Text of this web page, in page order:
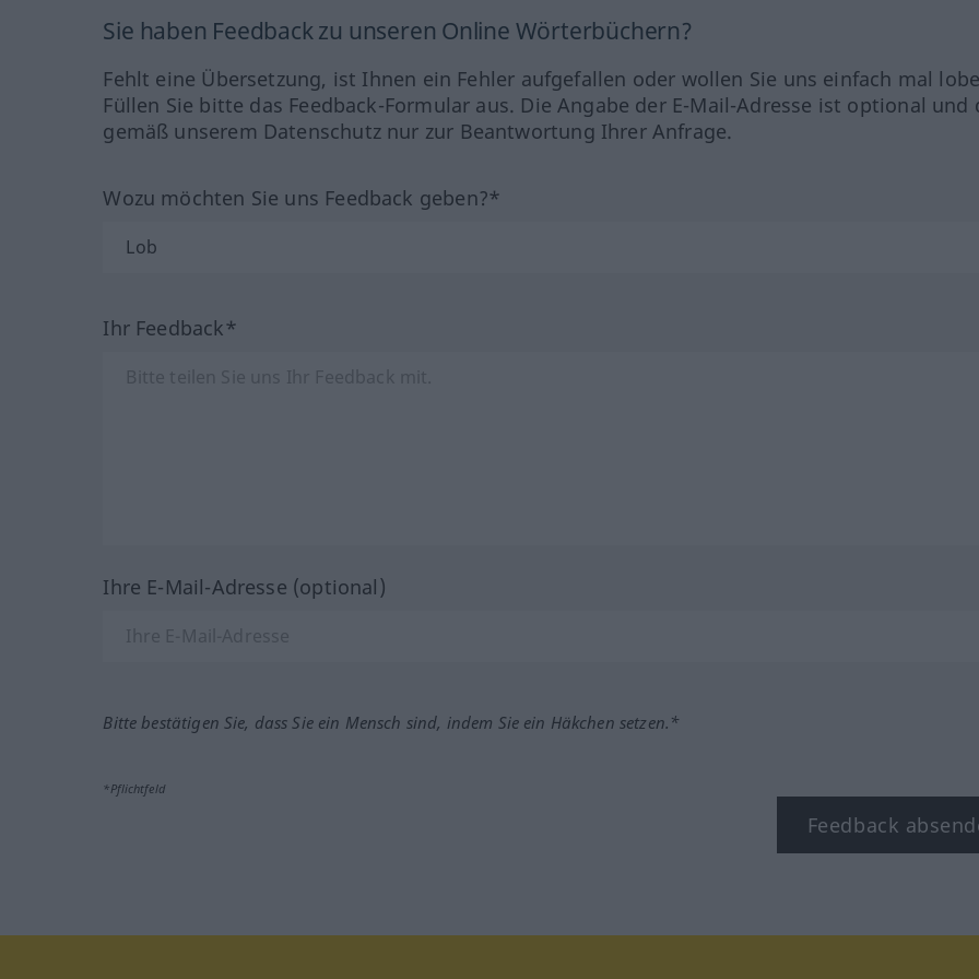
Sie haben Feedback zu unseren Online Wörterbüchern?
Fehlt eine Übersetzung, ist Ihnen ein Fehler aufgefallen oder wollen Sie uns einfach mal
Füllen Sie bitte das Feedback-Formular aus. Die Angabe der E-Mail-Adresse ist optional und
gemäß unserem Datenschutz nur zur Beantwortung Ihrer Anfrage.
Wozu möchten Sie uns Feedback geben?*
Ihr Feedback*
Ihre E-Mail-Adresse (optional)
Bitte bestätigen Sie, dass Sie ein Mensch sind, indem Sie ein Häkchen setzen.*
*Pflichtfeld
Feedback